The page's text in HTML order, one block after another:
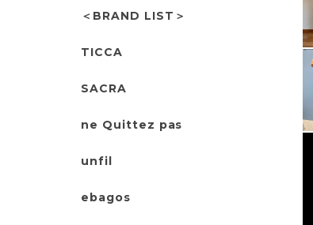
＜BRAND LIST＞
TICCA
SACRA
ne Quittez pas
unfil
ebagos